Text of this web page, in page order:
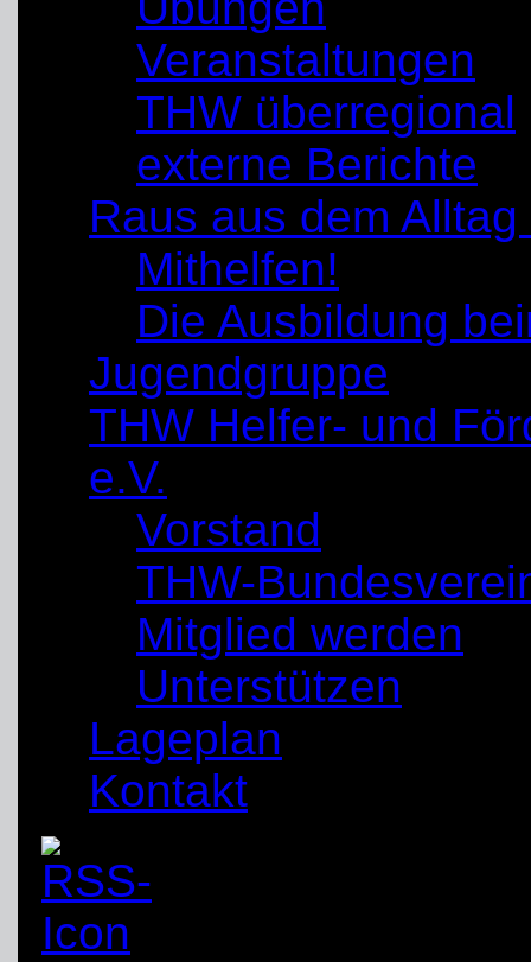
Veranstaltungen
THW überregional
externe Berichte
Raus aus dem
Mithelfen!
Die Ausbildung
Jugendgruppe
THW Helfer- und
e.V.
Vorstand
THW-
Mitglied werden
Unterstützen
Lageplan
Kontakt